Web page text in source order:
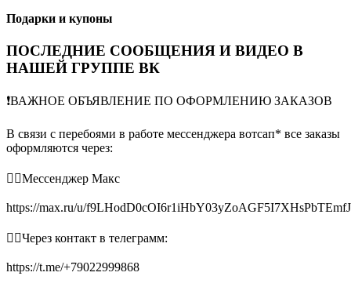
Подарки и купоны
ПОСЛЕДНИЕ СООБЩЕНИЯ И ВИДЕО В
НАШЕЙ ГРУППЕ ВК
❗️ВАЖНОЕ ОБЪЯВЛЕНИЕ ПО ОФОРМЛЕНИЮ ЗАКАЗОВ
В связи с перебоями в работе мессенджера вотсап* все заказы
оформляются через:
👉🏻Мессенджер Макс
https://max.ru/u/
👉🏻Через контакт в телеграмм:
https://t.me/+79022999868